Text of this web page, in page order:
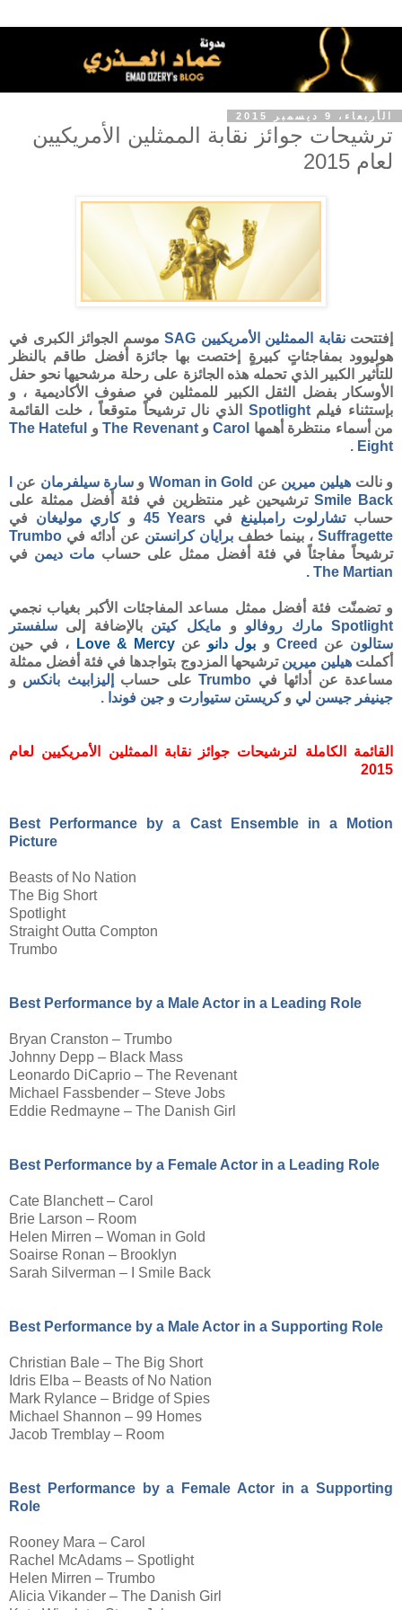
الأربعاء، 9 ديسمبر 2015
ترشيحات جوائز نقابة الممثلين الأمريكيين
لعام 2015
إفتتحتنقابة الممثلين الأمريكيين SAG موسم الجوائز الكبرى في
هوليوود بمفاجئاتٍ كبيرةٍ إختصت بها جائزة أفضل طاقم بالنظر
للتأثير الكبير الذي تحمله هذه الجائزة على رحلة مرشحيها نحو حفل
الأوسكار بفضل الثقل الكبير للممثلين في صفوف الأكاديمية ، و
بإستثناء فيلمSpotlight الذي نال ترشيحاً متوقعاً ، خلت القائمة
من أسماء منتظرة أهمها CarolوThe Revenant و
The Hateful
Eight
.
و نالت هيلين ميرين عن Woman in Gold و سارة سيلفرمان عن
Smile Back ترشيحين غير منتظرين في فئة أفضل ممثلة على
حسابتشارلوت رامبلينغ في 45 Years وكاري موليغان في
Suffragette، بينما خطف برايان كرانستن عن أدائه في Trumbo
ترشيحاً مفاجئاً في فئة أفضل ممثل على حساب مات ديمن في
The Martian
.
و تضمنّت فئة أفضل ممثل مساعد المفاجئات الأكبر بغياب نجمي
Spotlight مارك روفالو و مايكل كيتن بالإضافة إلى سلفستر
ستالون عن Creed و بول دانو عنLove & Mercy
، في حين
أكملتهيلين ميرين ترشيحها المزدوج بتواجدها في فئة أفضل ممثلة
مساعدة عن أدائها في Trumboعلى حساب إليزابيث بانكس و
جينيفر جيسن لي وكريستن ستيوارت و جين فوندا .
القائمة الكاملة لترشيحات جوائز نقابة الممثلين الأمريكيين لعام
2015
Best Performance by a Cast Ensemble in a Motion
Picture
Beasts of No Nation
The Big Short
Spotlight
Straight Outta Compton
Trumbo
Best Performance by a Male Actor in a Leading Role
Bryan Cranston – Trumbo
Johnny Depp – Black Mass
Leonardo DiCaprio – The Revenant
Michael Fassbender – Steve Jobs
Eddie Redmayne – The Danish Girl
Best Performance by a Female Actor in a Leading Role
Cate Blanchett – Carol
Brie Larson – Room
Helen Mirren – Woman in Gold
Soairse Ronan – Brooklyn
Sarah Silverman – I Smile Back
Best Performance by a Male Actor in a Supporting Role
Christian Bale – The Big Short
Idris Elba – Beasts of No Nation
Mark Rylance – Bridge of Spies
Michael Shannon – 99 Homes
Jacob Tremblay – Room
Best Performance by a Female Actor in a Supporting
Role
Rooney Mara – Carol
Rachel McAdams – Spotlight
Helen Mirren – Trumbo
Alicia Vikander – The Danish Girl